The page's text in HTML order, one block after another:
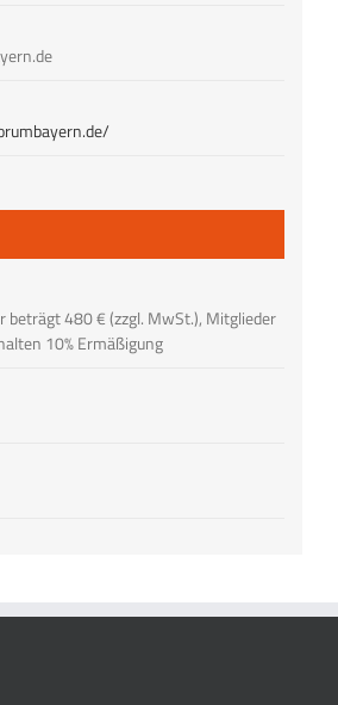
beträgt 480 € (zzgl. MwSt.), Mitglieder
10% Ermäßigung